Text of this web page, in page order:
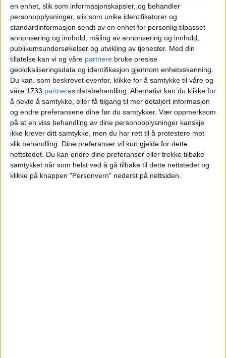
en enhet, slik som informasjonskapsler, og behandler
personopplysninger, slik som unike identifikatorer og
standardinformasjon sendt av en enhet for personlig tilpasset
annonsering og innhold, måling av annonsering og innhold,
publikumsundersøkelser og utvikling av tjenester. Med din
tillatelse kan vi og våre partnere bruke presise
geolokaliseringsdata og identifikasjon gjennom enhetsskanning.
Du kan, som beskrevet ovenfor, klikke for å samtykke til våre og
våre 1733 partneres databehandling. Alternativt kan du klikke for
å nekte å samtykke, eller få tilgang til mer detaljert informasjon
og endre preferansene dine før du samtykker. Vær oppmerksom
på at en viss behandling av dine personopplysninger kanskje
ikke krever ditt samtykke, men du har rett til å protestere mot
slik behandling. Dine preferanser vil kun gjelde for dette
nettstedet. Du kan endre dine preferanser eller trekke tilbake
samtykket når som helst ved å gå tilbake til dette nettstedet og
klikke på knappen "Personvern" nederst på nettsiden.
Tyllet på en flåte finjusteres under
paradeforberedelsene. Foto: Ingri Valen Egeland
– En ære
– Dette er veldig etterlengtet. Jeg var